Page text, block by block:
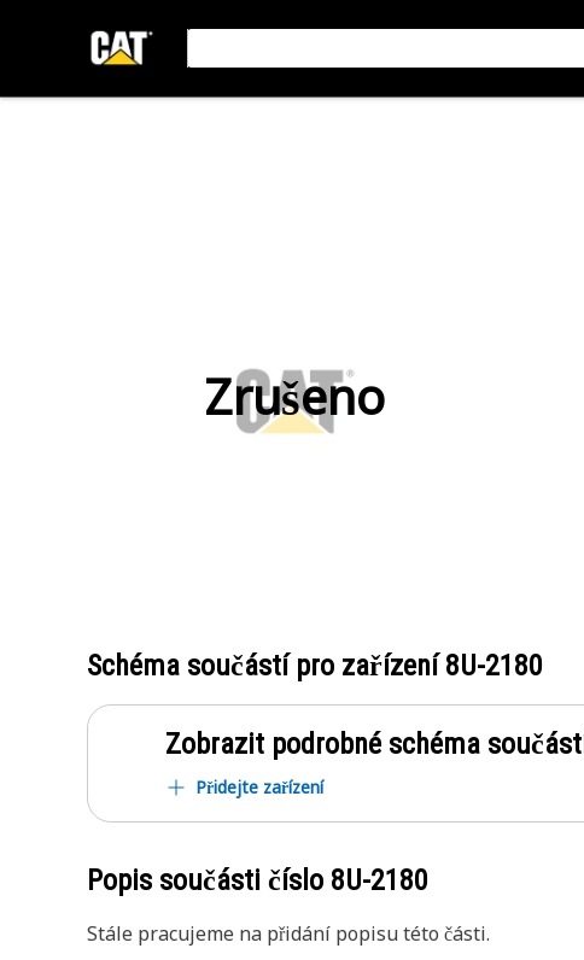
Zrušeno
Schéma součástí pro zařízení8U-2180
Zobrazit podrobné schéma
Přidejte zařízení
Popis součásti číslo 8U-2180
Stále pracujeme na přidání popisu této části.